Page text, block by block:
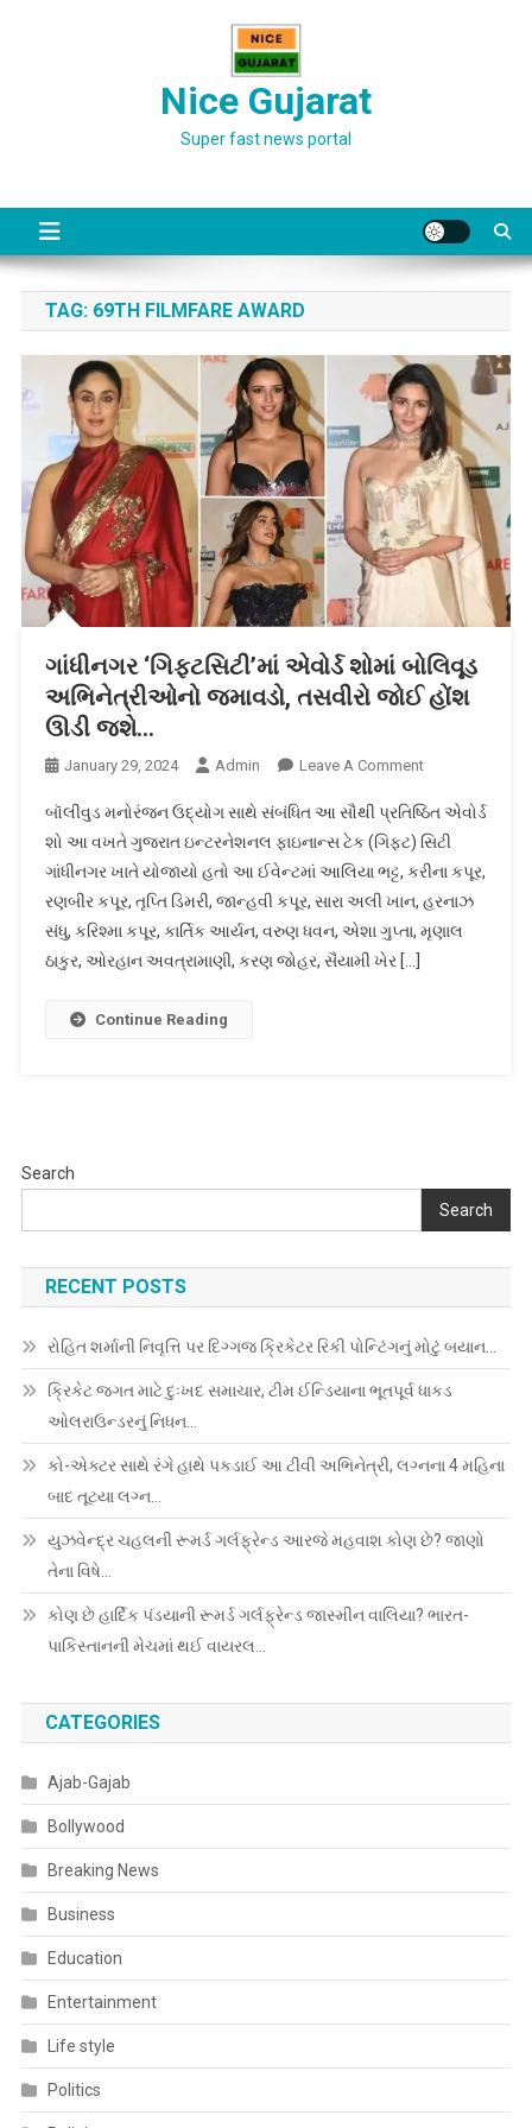
Nice Gujarat
Super fast news portal
TAG: 69TH FILMFARE AWARD
ગાંધીનગર ‘ગિફ્ટસિટી’માં એવોર્ડ શોમાં બોલિવૂડ
અભિનેત્રીઓનો જમાવડો, તસવીરો જોઈ હોંશ
ઊડી જશે…
January 29, 2024 Admin Leave A CommentOn
‘ગિફ્ટસિટી’માં
એવોર્ડ
શોમાં
બોલિવૂડ
અભિનેત્રીઓનો
બૉલીવુડ મનોરંજન ઉદ્યોગ સાથે સંબંધિત આ સૌથી પ્રતિષ્ઠિત એવોર્ડ
શો આ વખતે ગુજરાત ઇન્ટરનેશનલ ફાઇનાન્સ ટેક (ગિફ્ટ) સિટી
ગાંધીનગર ખાતે યોજાયો હતો આ ઈવેન્ટમાં આલિયા ભટ્ટ, કરીના કપૂર,
રણબીર કપૂર, તૃપ્તિ ડિમરી, જાન્હવી કપૂર, સારા અલી ખાન, હરનાઝ
સંધુ, કરિશ્મા કપૂર, કાર્તિક આર્યન, વરુણ ધવન, એશા ગુપ્તા, મૃણાલ
ઠાકુર, ઓરહાન અવત્રામાણી, કરણ જોહર, સૈયામી ખેર […]
Continue Reading
Search
Search
RECENT POSTS
રોહિત શર્માની નિવૃત્તિ પર દિગ્ગજ ક્રિકેટર રિકી પોન્ટિંગનું મોટું બયાન…
ક્રિકેટ જગત માટે દુઃખદ સમાચાર, ટીમ ઈન્ડિયાના ભૂતપૂર્વ ધાકડ
ઓલરાઉન્ડરનું નિધન…
કો-એક્ટર સાથે રંગે હાથે પકડાઈ આ ટીવી અભિનેત્રી, લગ્નના 4 મહિના
બાદ તૂટયા લગ્ન…
યુઝવેન્દ્ર ચહલની રૂમર્ડ ગર્લફ્રેન્ડ આરજે મહવાશ કોણ છે? જાણો
તેના વિષે…
કોણ છે હાર્દિક પંડયાની રૂમર્ડ ગર્લફ્રેન્ડ જાસ્મીન વાલિયા? ભારત-
પાકિસ્તાનની મેચમાં થઈ વાયરલ…
CATEGORIES
Ajab-Gajab
Bollywood
Breaking News
Business
Education
Entertainment
Life style
Politics